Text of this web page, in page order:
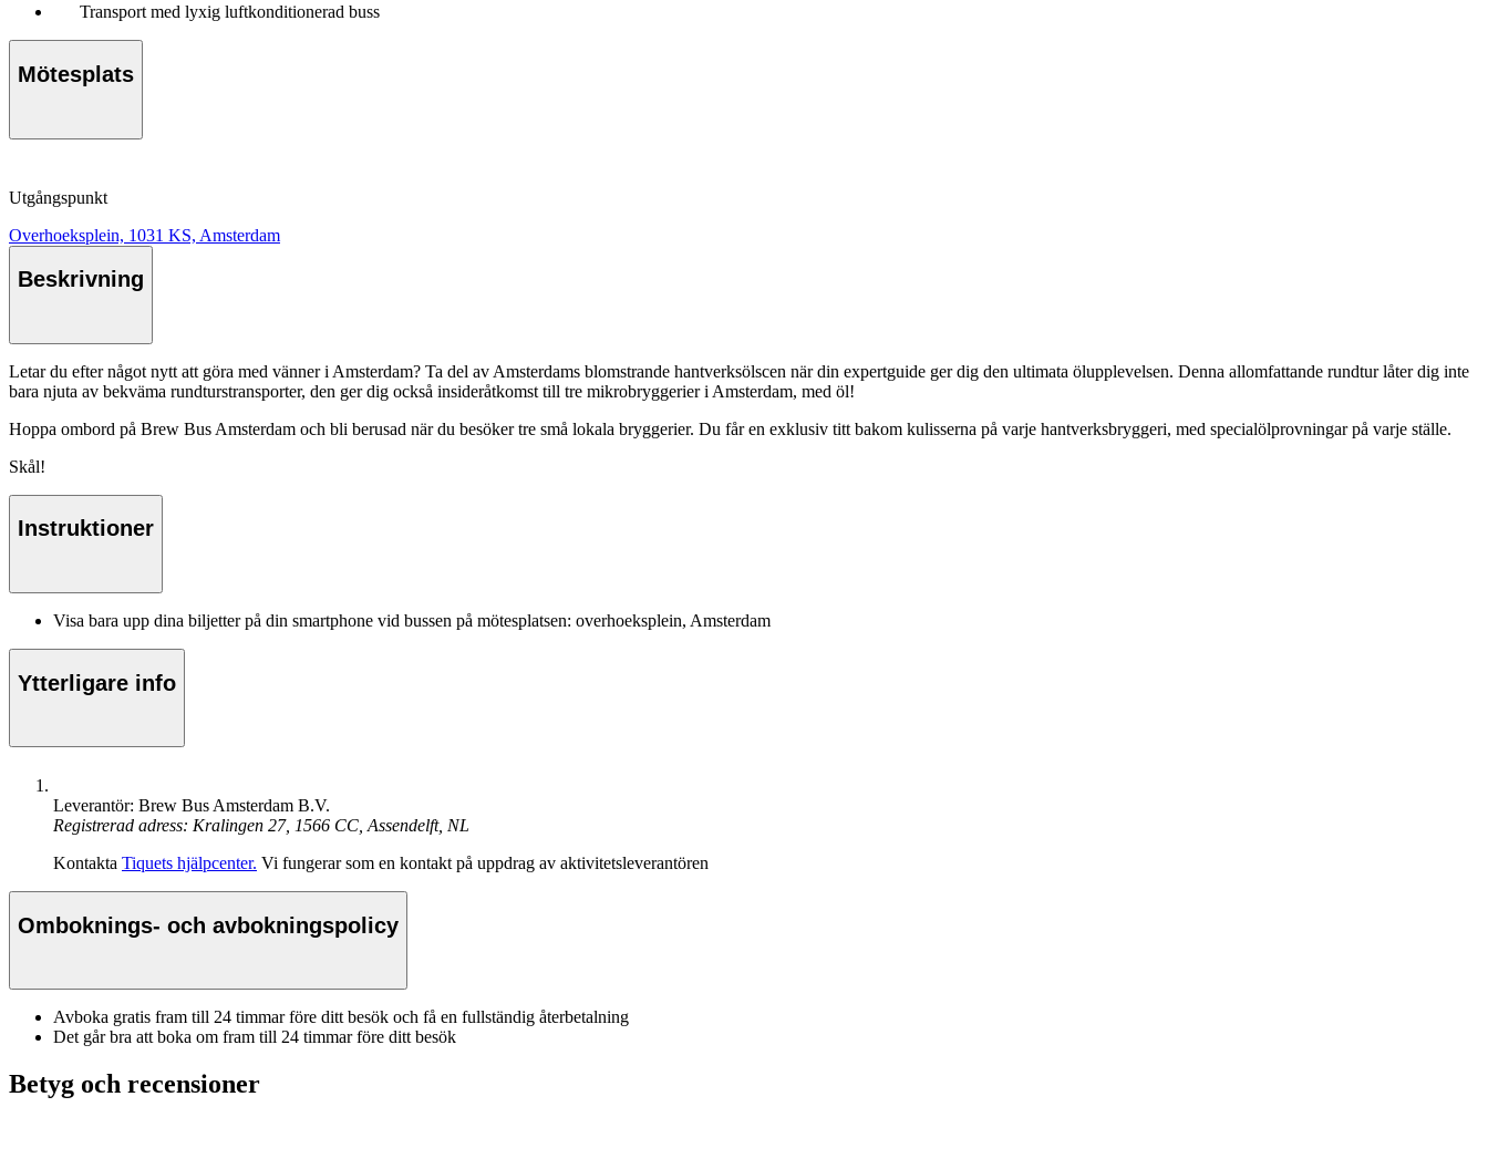
Transport med lyxig luftkonditionerad buss
Mötesplats
Utgångspunkt
Overhoeksplein, 1031 KS, Amsterdam
Beskrivning
Letar du efter något nytt att göra med vänner i Amsterdam? Ta del av Amsterdams blomstrande hantverksölscen när din expertguide ger dig den ultimata ölupplevelsen. Denna allomfattande rundtur låter dig inte
bara njuta av bekväma rundturstransporter, den ger dig också insideråtkomst till tre mikrobryggerier i Amsterdam, med öl!
Hoppa ombord på Brew Bus Amsterdam och bli berusad när du besöker tre små lokala bryggerier. Du får en exklusiv titt bakom kulisserna på varje hantverksbryggeri, med specialölprovningar på varje ställe.
Skål!
Instruktioner
Visa bara upp dina biljetter på din smartphone vid bussen på mötesplatsen: overhoeksplein, Amsterdam
Ytterligare info
Leverantör: Brew Bus Amsterdam B.V.
Registrerad adress: Kralingen 27, 1566 CC, Assendelft, NL
Kontakta Tiquets hjälpcenter. Vi fungerar som en kontakt på uppdrag av aktivitetsleverantören
Omboknings- och avbokningspolicy
Avboka gratis fram till 24 timmar före ditt besök och få en fullständig återbetalning
Det går bra att boka om fram till 24 timmar före ditt besök
Betyg och recensioner